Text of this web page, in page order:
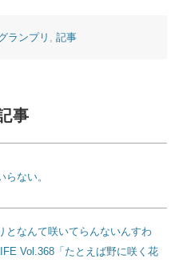
ランプリ , 記事
事
らない。
となんて咲いてらんないんすわ
Vol.368「たとえば野に咲く花